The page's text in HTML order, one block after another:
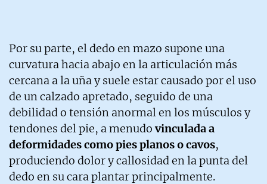
Por su parte, el dedo en mazo supone una
curvatura hacia abajo en la articulación más
cercana a la uña y suele estar causado por el uso
de un calzado apretado, seguido de una
debilidad o tensión anormal en los músculos y
tendones del pie, a menudovinculada a
deformidades como pies planos o cavos,
produciendo dolor y callosidad en la punta del
dedo en su cara plantar principalmente.